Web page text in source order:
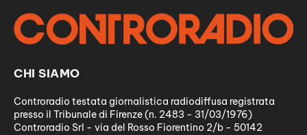
CHI SIAMO
Controradio testata giornalistica radiodiffusa registrata
presso il Tribunale di Firenze (n. 2483 - 31/03/1976)
Controradio Srl - via del Rosso Fiorentino 2/b - 50142